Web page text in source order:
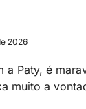
2026
a Paty, é
muito a